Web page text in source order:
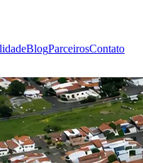
BlogParceirosContato